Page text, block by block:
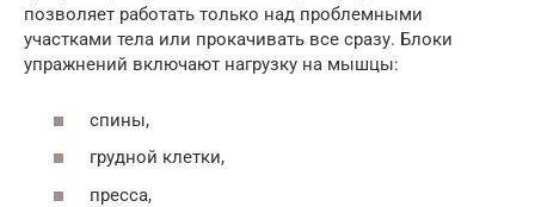
позволяет работать только над проблемными
участками тела или прокачивать все сразу. Блоки
упражнений включают нагрузку на мышцы:
спины,
грудной клетки,
пресса,